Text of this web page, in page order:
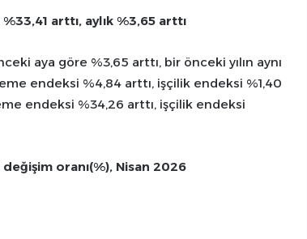
arttı, aylık %3,65 arttı
aya göre %3,65 arttı, bir önceki yılın aynı
endeksi %4,84 arttı, işçilik endeksi %1,40
endeksi %34,26 arttı, işçilik endeksi
değişim oranı(%), Nisan 2026